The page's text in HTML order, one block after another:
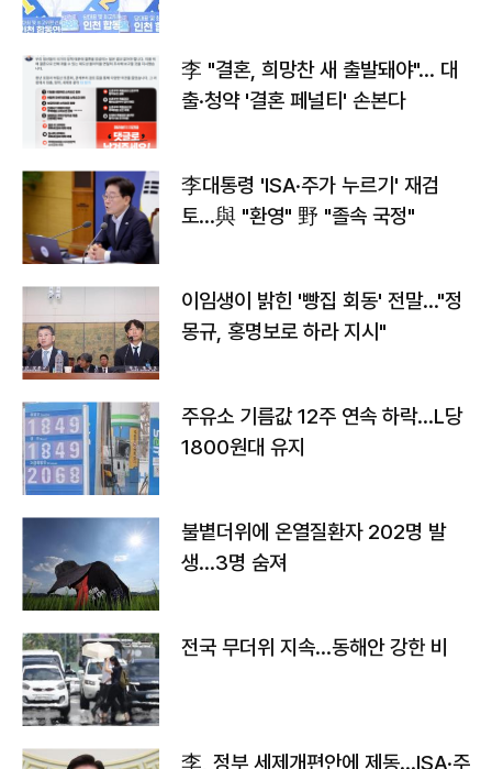
李 "결혼, 희망찬 새 출발돼야"… 대
출·청약 '결혼 페널티' 손본다
李대통령 'ISA·주가 누르기' 재검
토…與 "환영" 野 "졸속 국정"
이임생이 밝힌 '빵집 회동' 전말…"정
몽규, 홍명보로 하라 지시"
주유소 기름값 12주 연속 하락…L당
1800원대 유지
불볕더위에 온열질환자 202명 발
생…3명 숨져
전국 무더위 지속…동해안 강한 비
李, 정부 세제개편안에 제동…ISA·주